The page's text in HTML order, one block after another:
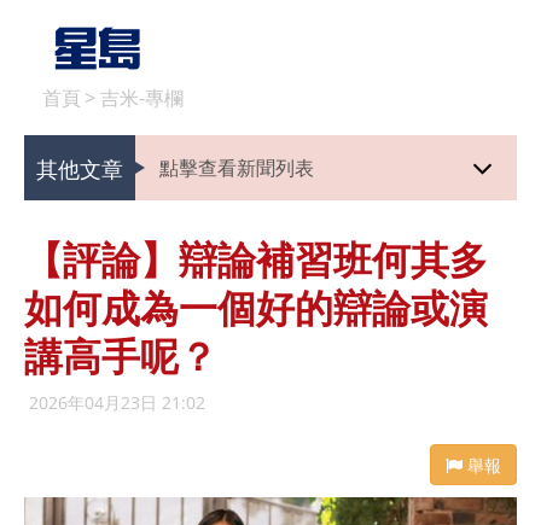
首頁 > 吉米-專欄
其他文章 點擊查看新聞列表
【評論】辯論補習班何其多
如何成為一個好的辯論或演
講高手呢？
2026年04月23日 21:02
舉報